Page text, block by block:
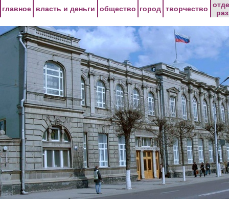
главное власть и деньги общество город творчество